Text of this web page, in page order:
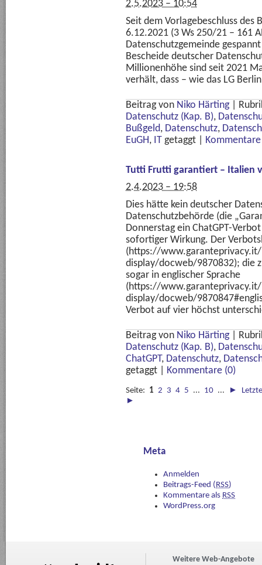
2.5.2023 – 10:54
Seit dem Vorlagebeschluss des
6.12.2021 (3 Ws 250/21 – 161
Datenschutzgemeinde
Bescheide deutscher
Millionenhöhe sind seit 2021
verhält, dass – wie das LG
Beitrag von Niko Härting
Datenschutz (Kap. B),
Bußgeld, Datenschutz,
EuGH, IT getaggt
Tutti Frutti garantiert – Italien
2.4.2023 – 19:58
Dies hätte kein deutscher
Datenschutzbehörde (die
Donnerstag ein ChatGPT-
sofortiger Wirkung. Der
(https://
display/docweb/9870832); die
sogar in englischer Sprache
(https://
display/docweb/
Verbot auf vier höchst
Beitrag von Niko Härting
Datenschutz (Kap. B),
ChatGPT, Datenschutz,
getaggt
Kommentare (0)
Seite: 1 2 3 4 5 ... 10 ... ►
Letzte
►
Meta
Anmelden
Beitrags-Feed (RSS)
Kommentare als RSS
WordPress.org
Weitere Web-Angebote